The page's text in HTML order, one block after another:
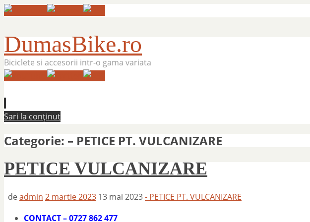
DumasBike.ro
Biciclete si accesorii intr-o gama variata
Sari la conținut
Categorie: – PETICE PT. VULCANIZARE
PETICE VULCANIZARE
deadmin 2 martie 2023 13 mai 2023- PETICE PT. VULCANIZARE
CONTACT – 0727 862 477